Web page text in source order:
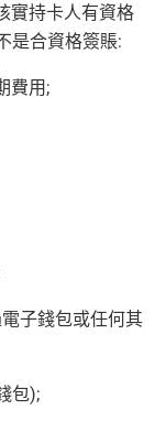
實持卡人有資格
是合資格簽賬:
費用 ;
子錢包或任何其
包);